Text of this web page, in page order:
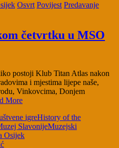
Osvrt Povijest Predavanje
četvrtku u MSO
postoji Klub Titan Atlas nakon
i mjestima lijepe naše,
Vinkovcima, Donjem
More
igreHistory of the
SlavonijeMuzejski
Osijek